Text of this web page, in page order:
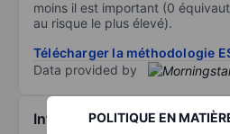
POLITIQUE EN
moins il est important (0
au risque le plus élevé).
Télécharger la méthodologie
Data provided by
Informations financières